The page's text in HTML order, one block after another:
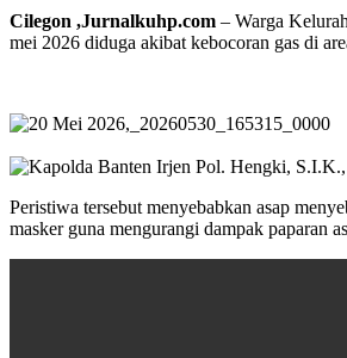
Cilegon ,Jurnalkuhp.com – Warga
mei 2026 diduga akibat kebocoran gas di
Peristiwa tersebut menyebabkan asap
masker guna mengurangi dampak paparan